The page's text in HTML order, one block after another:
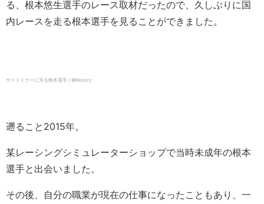
る、根本悠生選手のレース取材だったので、久しぶりに国
内レースを走る根本選手を見ることができました。
サイドミラーに写る根本選手 / ©️Motorz
遡ること2015年。
某レーシングシミュレーターショップで当時未成年の根本
選手と出会いました。
その後、自分の職業が現在の仕事になったこともあり、一